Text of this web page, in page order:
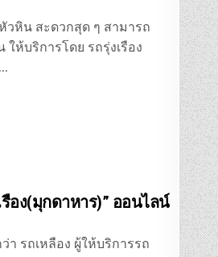
ร)”
วหิน สะดวกสุด ๆ สามารถ
ห้บริการโดย รถรุ่งเรือง
รือง(มุกดาหาร)” ออนไลน์
า รถเหลือง ผู้ให้บริการรถ